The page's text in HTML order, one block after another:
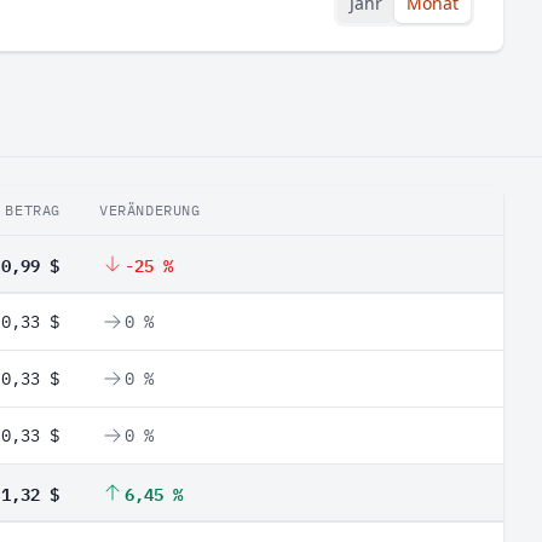
BETRAG VERÄNDERUNG
0,99 $ -25 %
0,33 $ 0 %
0,33 $ 0 %
0,33 $ 0 %
1,32 $ 6,45 %